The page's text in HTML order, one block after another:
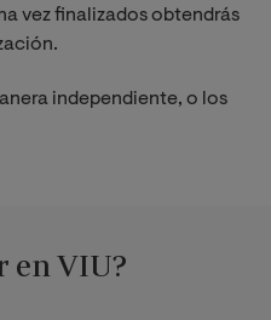
vez finalizados obtendrás
independiente, o los
en VIU?